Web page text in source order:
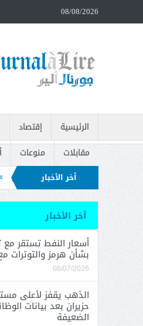
08/08/2026
الرئيسية إقتصاد
مقابلات
منوعات
أخر الأخبار مع إيران الذهب يقفز لأعلى
وتدعو إلى سحبه
آخر الأخبار
أسعار النفط تستقر مع
بشأن هرمز والتوترات
08/07/2026
الذهب يقفز لأعلى
حزيران بعد بيانات
الضعيفة